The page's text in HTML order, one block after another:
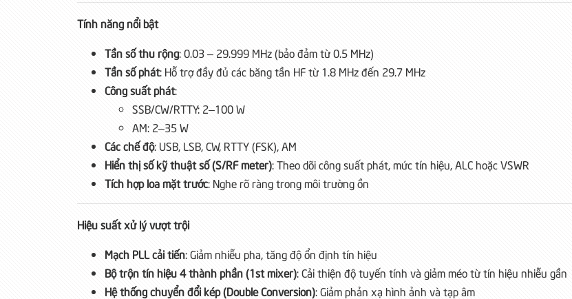
Tính năng nổi bật
Tần số thu rộng: 0.03 – 29.999 MHz (bảo đảm từ 0.5 MHz)
Tần số phát: Hỗ trợ đầy đủ các băng tần HF từ 1.8 MHz đến 29.7 MHz
Công suất phát:
SSB/CW/RTTY: 2–100 W
AM: 2–35 W
Các chế độ: USB, LSB, CW, RTTY (FSK), AM
Hiển thị số kỹ thuật số (S/RF meter): Theo dõi công suất phát, mức tín hiệu, ALC hoặc VSWR
Tích hợp loa mặt trước: Nghe rõ ràng trong môi trường ồn
Hiệu suất xử lý vượt trội
Mạch PLL cải tiến: Giảm nhiễu pha, tăng độ ổn định tín hiệu
Bộ trộn tín hiệu 4 thành phần (1st mixer): Cải thiện độ tuyến tính và giảm méo từ tín hiệu nhiễu gần
Hệ thống chuyển đổi kép (Double Conversion): Giảm phản xạ hình ảnh và tạp âm